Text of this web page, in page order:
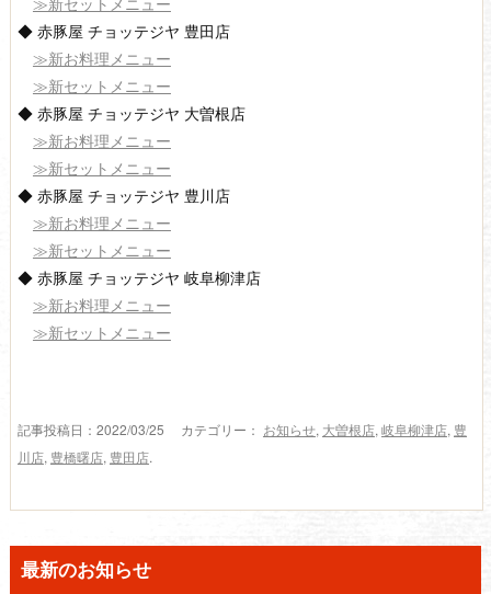
◆ 赤豚屋 チョッテジヤ 豊田店
≫新お料理メニュー
≫新セットメニュー
◆ 赤豚屋 チョッテジヤ 大曽根店
≫新お料理メニュー
≫新セットメニュー
◆ 赤豚屋 チョッテジヤ 豊川店
≫新お料理メニュー
≫新セットメニュー
◆ 赤豚屋 チョッテジヤ 岐阜柳津店
≫新お料理メニュー
≫新セットメニュー
記事投稿日：2022/03/25 カテゴリー： お知らせ, 大曽根店, 岐阜柳津店, 豊
川店, 豊橋曙店, 豊田店.
最新のお知らせ